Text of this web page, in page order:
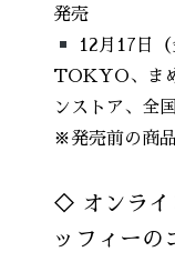
発売
12月17日
TOKYO、ま
ンストア、全
※発売前の商
◇ オンライ
ッフィーの